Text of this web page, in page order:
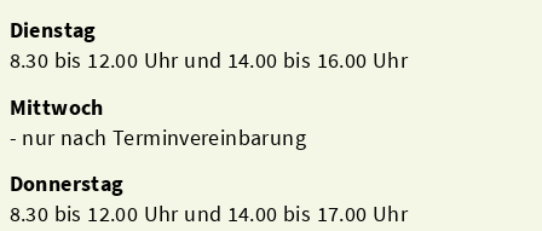
Dienstag
8.30 bis 12.00 Uhr und 14.00 bis 16.00 Uhr
Mittwoch
- nur nach Terminvereinbarung
Donnerstag
8.30 bis 12.00 Uhr und 14.00 bis 17.00 Uhr